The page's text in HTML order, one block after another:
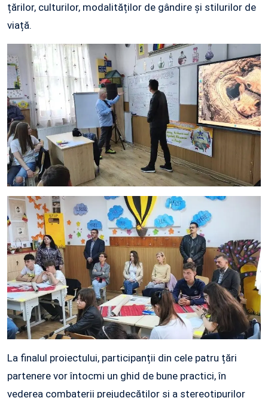
țărilor, culturilor, modalităților de gândire și stilurilor de
viață.
La finalul proiectului, participanții din cele patru țări
partenere vor întocmi un ghid de bune practici, în
vederea combaterii prejudecăților și a stereotipurilor